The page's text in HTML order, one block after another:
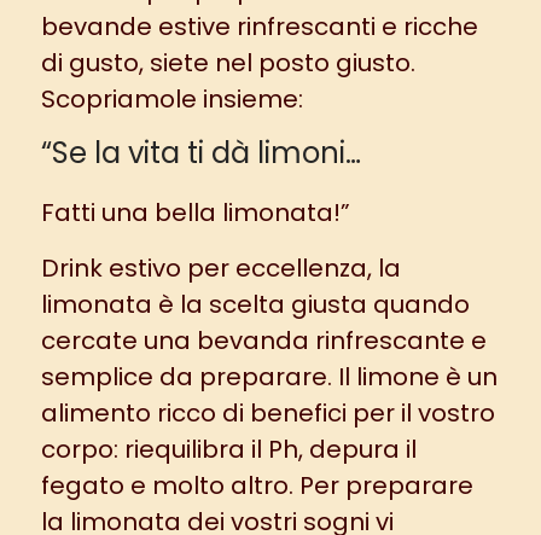
bevande estive rinfrescanti e ricche
di gusto, siete nel posto giusto.
Scopriamole insieme:
“Se la vita ti dà limoni…
Fatti una bella limonata!”
Drink estivo per eccellenza, la
limonata è la scelta giusta quando
cercate una bevanda rinfrescante e
semplice da preparare. Il limone è un
alimento ricco di benefici per il vostro
corpo: riequilibra il Ph, depura il
fegato e molto altro. Per preparare
la limonata dei vostri sogni vi